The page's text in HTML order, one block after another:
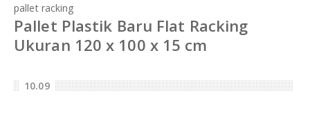
pallet racking
Pallet Plastik Baru Flat Racking
Ukuran 120 x 100 x 15 cm
10.09